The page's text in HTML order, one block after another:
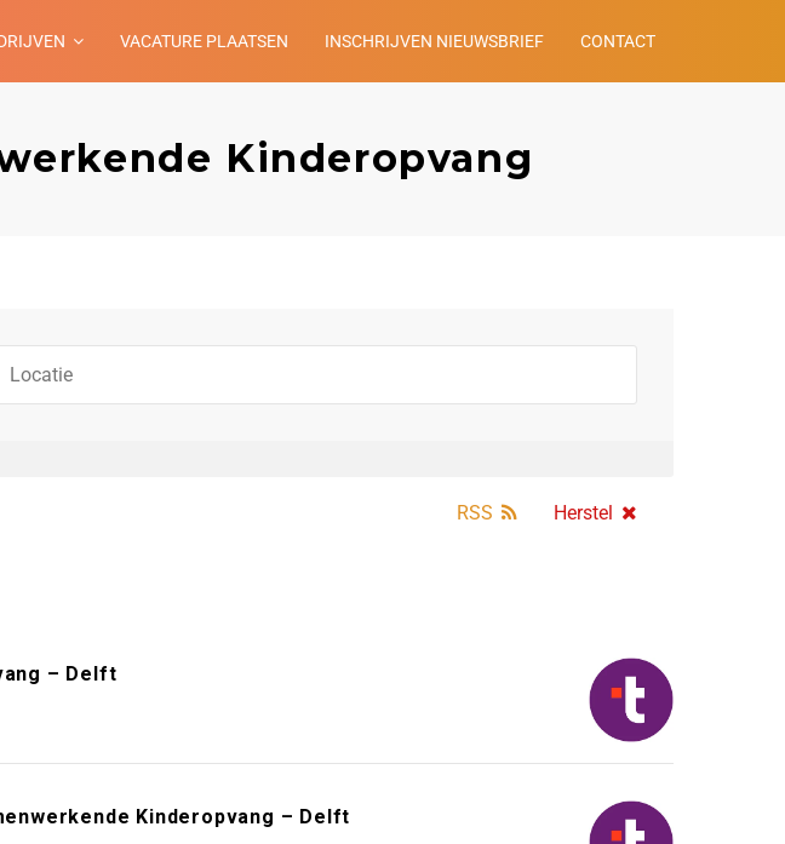
VACATURE PLAATSEN INSCHRIJVEN NIEUWSBRIEF CONTACT
Kinderopvang
Herstel
RSS
– Delft
Kinderopvang – Delft